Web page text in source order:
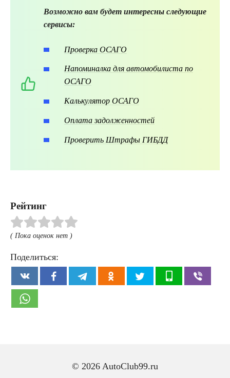
Возможно вам будет интересны следующие
сервисы:
Проверка ОСАГО
Напоминалка для автомобилиста по
ОСАГО
Калькулятор ОСАГО
Оплата задолженностей
Проверить Штрафы ГИБДД
Рейтинг
( Пока оценок нет )
Поделиться:
© 2026 AutoClub99.ru